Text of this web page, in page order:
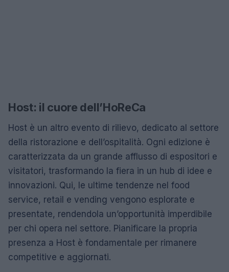
Host: il cuore dell’HoReCa
Host è un altro evento di rilievo, dedicato al settore
della ristorazione e dell’ospitalità. Ogni edizione è
caratterizzata da un grande afflusso di espositori e
visitatori, trasformando la fiera in un hub di idee e
innovazioni. Qui, le ultime tendenze nel food
service, retail e vending vengono esplorate e
presentate, rendendola un’opportunità imperdibile
per chi opera nel settore. Pianificare la propria
presenza a Host è fondamentale per rimanere
competitive e aggiornati.